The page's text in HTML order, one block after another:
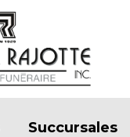
Succursales